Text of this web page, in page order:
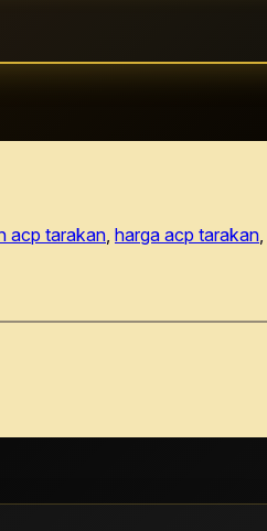
acp tarakan, harga acp tarakan,